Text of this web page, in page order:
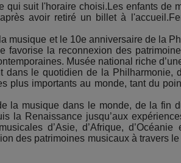
suit l'horaire choisi.Les enfants de
avoir retiré un billet à
musique et le 10e anniversaire de la
favorise la reconnexion des
Musée national riche
le quotidien de la Philharmonie,
plus importants au monde, tant du
la musique dans le monde, de la fin
la Renaissance jusqu’aux
d’Asie, d’Afrique,
des patrimoines musicaux à travers